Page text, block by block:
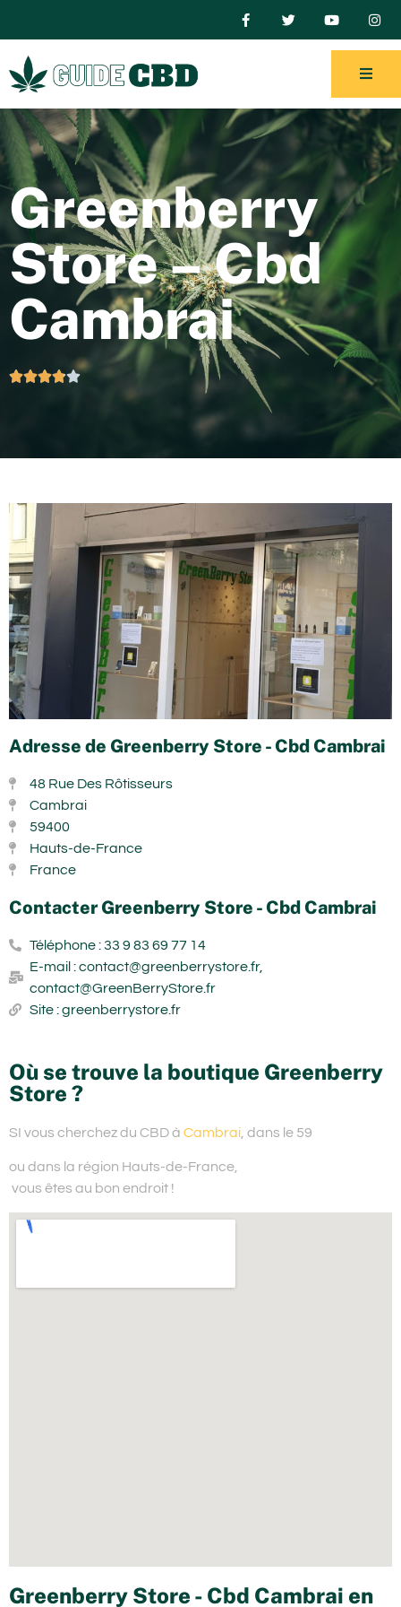
Greenberry
Store – Cbd
Cambrai

Adresse de Greenberry Store - Cbd Cambrai
48 Rue Des Rôtisseurs
Cambrai
59400
Hauts-de-France
France
Contacter Greenberry Store - Cbd Cambrai
Téléphone : 33 9 83 69 77 14
E-mail : contact@greenberrystore.fr,
contact@GreenBerryStore.fr
Site : greenberrystore.fr
Où se trouve la boutique Greenberry
Store ?
SI vous cherchez du CBD à Cambrai , dans le 59
ou dans la région Hauts-de-France,
vous êtes au bon endroit !
Greenberry Store - Cbd Cambrai en